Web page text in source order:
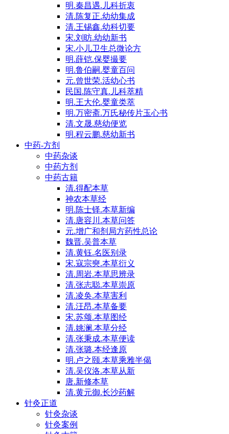
明.秦昌遇.儿科折衷
清.陈复正.幼幼集成
清.王锡鑫.幼科切要
宋.刘昉.幼幼新书
宋.小儿卫生总微论方
明.薛铠.保婴撮要
明.鲁伯嗣.婴童百问
元.曾世荣.活幼心书
民国.陈守真.儿科萃精
明.王大伦.婴童类萃
明.万密斋.万氏秘传片玉心书
清.文晟.慈幼便览
明.程云鹏.慈幼新书
中药-方剂
中药杂谈
中药方剂
中药古籍
清.得配本草
神农本草经
明.陈士铎.本草新编
清.唐容川.本草问答
元.增广和剂局方药性总论
魏晋.吴普本草
清.黄钰.名医别录
宋.寇宗奭.本草衍义
清.周岩.本草思辨录
清.张志聪.本草崇原
清.凌奂.本草害利
清.汪昂.本草备要
宋.苏颂.本草图经
清.姚澜.本草分经
清.张秉成.本草便读
清.张璐.本经逢原
明.卢之颐.本草乘雅半偈
清.吴仪洛.本草从新
唐.新修本草
清.黄元御.长沙药解
针灸正道
针灸杂谈
针灸案例